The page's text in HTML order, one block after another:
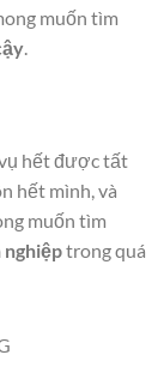
muốn tìm
.
hết được tất
hết mình, và
muốn tìm
trong quá